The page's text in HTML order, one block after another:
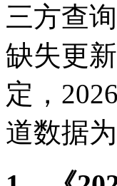
三方查
缺失更
定，
道数据为